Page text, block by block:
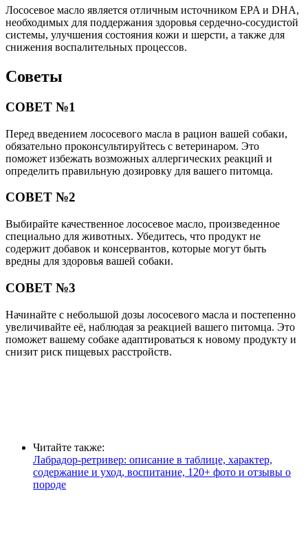
Лососевое масло является отличным источником EPA и DHA,
необходимых для поддержания здоровья сердечно-сосудистой
системы, улучшения состояния кожи и шерсти, а также для
снижения воспалительных процессов.
Советы
СОВЕТ №1
Перед введением лососевого масла в рацион вашей собаки,
обязательно проконсультируйтесь с ветеринаром. Это
поможет избежать возможных аллергических реакций и
определить правильную дозировку для вашего питомца.
СОВЕТ №2
Выбирайте качественное лососевое масло, произведенное
специально для животных. Убедитесь, что продукт не
содержит добавок и консервантов, которые могут быть
вредны для здоровья вашей собаки.
СОВЕТ №3
Начинайте с небольшой дозы лососевого масла и постепенно
увеличивайте её, наблюдая за реакцией вашего питомца. Это
поможет вашему собаке адаптироваться к новому продукту и
снизит риск пищевых расстройств.
Читайте также:
Лабрадор-ретривер: описание в таблице, характер,
содержание и уход, воспитание, 120+ фото и отзывы о
породе